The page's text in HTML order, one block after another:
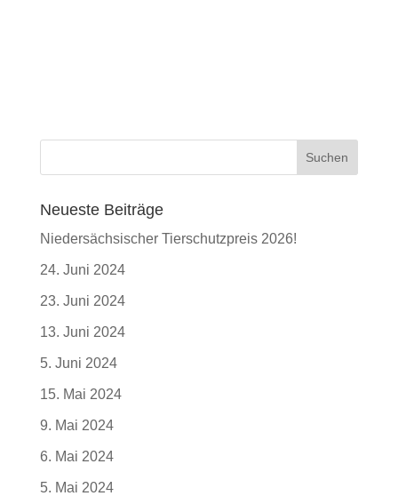
Neueste Beiträge
Niedersächsischer Tierschutzpreis 2026!
24. Juni 2024
23. Juni 2024
13. Juni 2024
5. Juni 2024
15. Mai 2024
9. Mai 2024
6. Mai 2024
5. Mai 2024